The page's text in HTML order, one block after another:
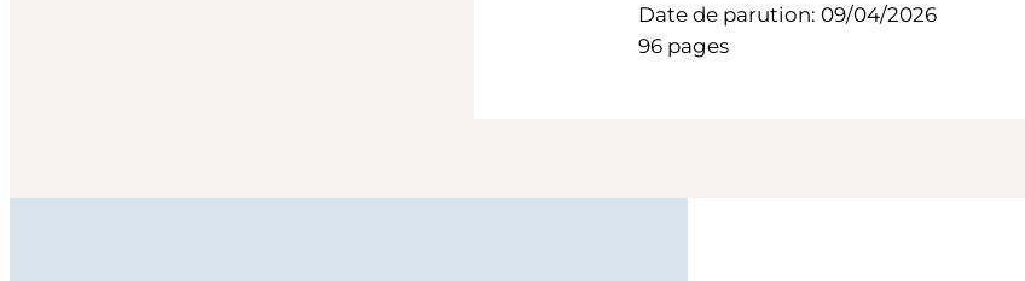
Date de parution: 09/04/2026
96 pages